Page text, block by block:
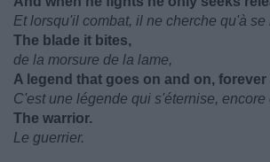
Et lorsqu'il combat, il ne cherche qu'à se
The blade it bites,
de la morsure de la lame,
A legend that goes on and on, forever
C'est une légende qui s'éternise, encore
The warrior.
Le guerrier.